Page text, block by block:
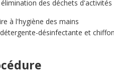
des déchets
à l'hygiène des mains
désinfectante et